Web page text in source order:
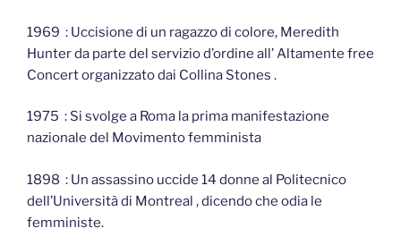
1969 : Uccisione di un ragazzo di colore, Meredith
Hunter da parte del servizio d’ordine all’ Altamente free
Concert organizzato dai Collina Stones .
1975 : Si svolge a Roma la prima manifestazione
nazionale del Movimento femminista
1898 : Un assassino uccide 14 donne al Politecnico
dell’Università di Montreal , dicendo che odia le
femministe.